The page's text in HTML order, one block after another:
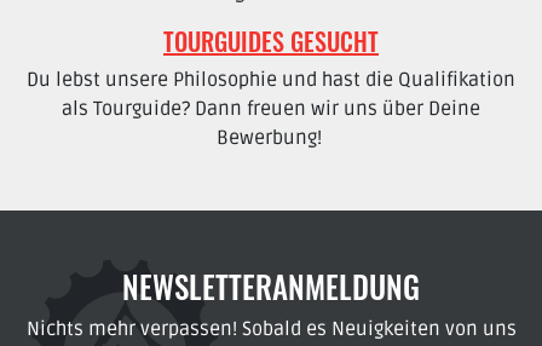
TOURGUIDES GESUCHT
Du lebst unsere Philosophie und hast die Qualifikation
als Tourguide? Dann freuen wir uns über Deine
Bewerbung!
NEWSLETTERANMELDUNG
Nichts mehr verpassen! Sobald es Neuigkeiten von uns